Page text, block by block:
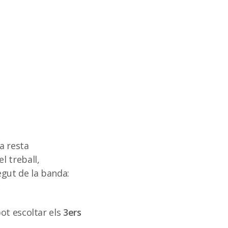
resta
treball,
de la banda:
escoltar els 3ers